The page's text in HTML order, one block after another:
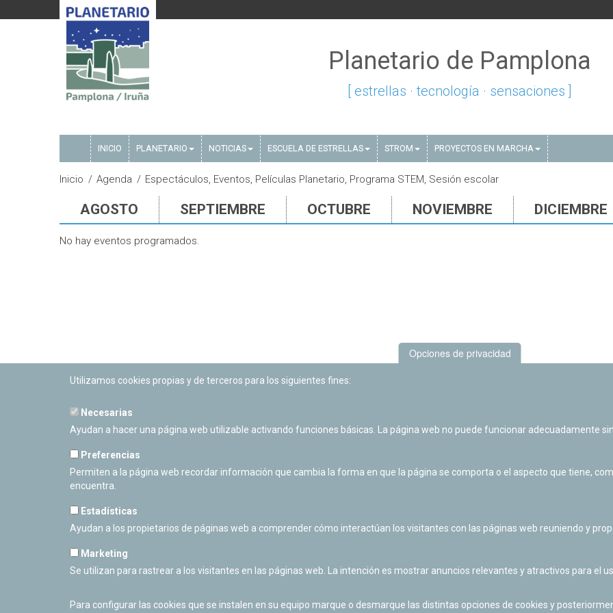
Planetario de Pamplona
[ estrellas · tecnología · sensaciones ]
INICIO PLANETARIO NOTICIAS ESCUELA DE ESTRELLAS STROM PROYECTOS EN MARCHA
Inicio Agenda Espectáculos, Eventos, Películas Planetario, Programa STEM, Sesión escolar
AGOSTO SEPTIEMBRE OCTUBRE NOVIEMBRE DICIEMBRE
No hay eventos programados.
PLANETARIO DE PAMPLONA
Calle Sancho RamÃ­rez, s/n
Cerrado Temporalmente
Opciones de privacidad
Utilizamos cookies propias y de terceros para los siguientes fines:
Necesarias
Ayudan a hacer una página web utilizable activando funciones básicas. La página web no puede funcionar adecuadamente
Preferencias
Permiten a la página web recordar información que cambia la forma en que la página se comporta o el aspecto que tiene,
encuentra.
Estadísticas
Ayudan a los propietarios de páginas web a comprender cómo interactúan los visitantes con las páginas web reuniendo y
Marketing
Se utilizan para rastrear a los visitantes en las páginas web. La intención es mostrar anuncios relevantes y atractivos para el
Para configurar las cookies que se instalen en su equipo marque o desmarque las distintas opciones de cookies y